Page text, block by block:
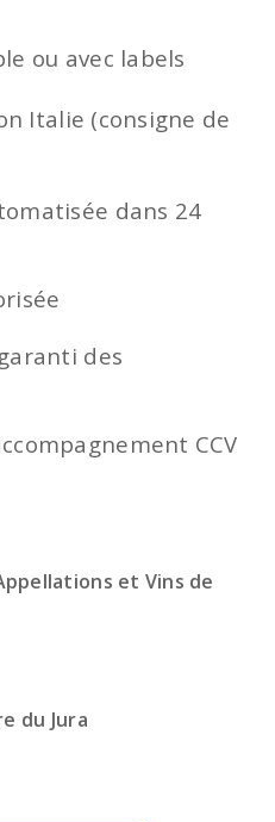
ou avec labels
Italie (consigne de
dans 24
des
CCV
et Vins de
du Jura